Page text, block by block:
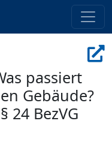
passiert
Gebäude?
24 BezVG